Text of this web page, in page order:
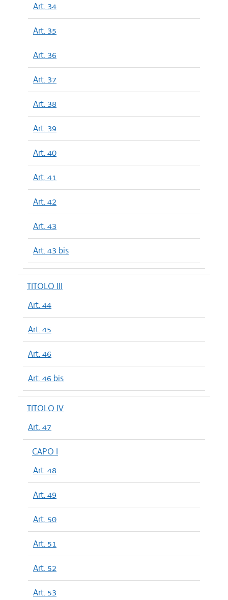
Art. 34
Art. 35
Art. 36
Art. 37
Art. 38
Art. 39
Art. 40
Art. 41
Art. 42
Art. 43
Art. 43 bis
TITOLO III
Art. 44
Art. 45
Art. 46
Art. 46 bis
TITOLO IV
Art. 47
CAPO I
Art. 48
Art. 49
Art. 50
Art. 51
Art. 52
Art. 53